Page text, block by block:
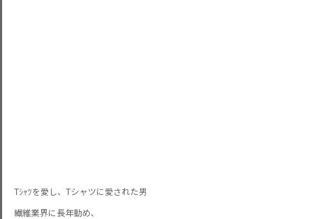
Tｼｬﾂを愛し、Tシャツに愛された男
繊維業界に長年勤め、